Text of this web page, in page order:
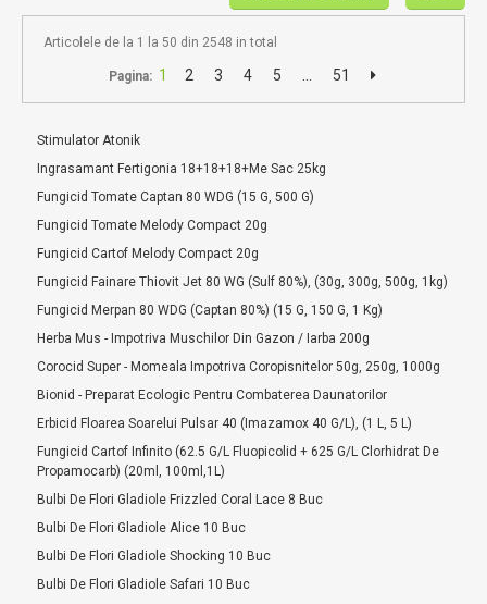
Articolele de la 1 la 50 din 2548 in total
Pagina: 1 2 3 4 5 51
Stimulator Atonik
Ingrasamant Fertigonia 18+18+18+Me Sac 25kg
Fungicid Tomate Captan 80 WDG (15 G, 500 G)
Fungicid Tomate Melody Compact 20g
Fungicid Cartof Melody Compact 20g
Fungicid Fainare Thiovit Jet 80 WG (sulf 80%), (30g, 300g, 500g, 1kg)
Fungicid Merpan 80 WDG (Captan 80%) (15 G, 150 G, 1 Kg)
Herba Mus - Impotriva Muschilor Din Gazon / Iarba 200g
Corocid Super - Momeala Impotriva Coropisnitelor 50g, 250g, 1000g
Bionid - Preparat Ecologic Pentru Combaterea Daunatorilor
Erbicid Floarea Soarelui Pulsar 40 (imazamox 40 G/l), (1 L, 5 L)
Fungicid Cartof Infinito (62.5 G/l Fluopicolid + 625 G/l Clorhidrat De
Propamocarb) (20ml, 100ml,1L)
Bulbi De Flori Gladiole Frizzled Coral Lace 8 Buc
Bulbi De Flori Gladiole Alice 10 Buc
Bulbi De Flori Gladiole Shocking 10 Buc
Bulbi De Flori Gladiole Safari 10 Buc